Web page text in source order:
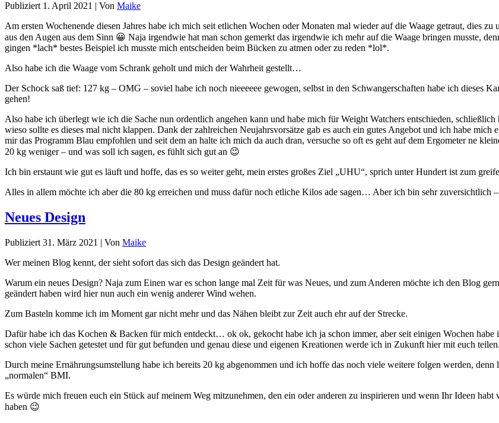
Publiziert 1. April 2021 | Von Maike
Am ersten Wochenende diesen Jahres habe ich mich seit etlichen Wochen oder Monaten mal wieder auf die Waage getraut, dies
aus den Augen aus dem Sinn 😀 Naja irgendwie hat man schon gemerkt das irgendwie ich mehr auf die Waage bringen musste,
gingen *lach* bestes Beispiel ich musste mich entscheiden beim Bücken zu atmen oder zu reden *lol*.
Also habe ich die Waage vom Schrank geholt und mich der Wahrheit gestellt…
Der Schock saß tief: 127 kg – OMG – soviel habe ich noch nieeeeee gewogen, selbst in den Schwangerschaften habe ich dieses
gehen!
Also habe ich überlegt wie ich die Sache nun ordentlich angehen kann und habe mich für Weight Watchers entschieden,
wieso sollte es dieses mal nicht klappen. Dank der zahlreichen Neujahrsvorsätze gab es auch ein gutes Angebot und ich habe
mir das Programm Blau empfohlen und seit dem an halte ich mich da auch dran, versuche so oft es geht auf dem Ergometer ne
20 kg weniger – und was soll ich sagen, es fühlt sich gut an 😉
Ich bin erstaunt wie gut es läuft und hoffe, das es so weiter geht, mein erstes großes Ziel „UHU“, sprich unter Hundert ist zum
Alles in allem möchte ich aber die 80 kg erreichen und muss dafür noch etliche Kilos ade sagen… Aber ich bin sehr zuversichtlich
Neues Design
Publiziert 31. März 2021 | Von Maike
Wer meinen Blog kennt, der sieht sofort das sich das Design geändert hat.
Warum ein neues Design? Naja zum Einen war es schon lange mal Zeit für was Neues, und zum Anderen möchte ich den Blog
geändert haben wird hier nun auch ein wenig anderer Wind wehen.
Zum Basteln komme ich im Moment gar nicht mehr und das Nähen bleibt zur Zeit auch ehr auf der Strecke.
Dafür habe ich das Kochen & Backen für mich entdeckt… ok ok, gekocht habe ich ja schon immer, aber seit einigen Wochen
schon viele Sachen getestet und für gut befunden und genau diese und eigenen Kreationen werde ich in Zukunft hier mit euch teilen.
Durch meine Ernährungsumstellung habe ich bereits 20 kg abgenommen und ich hoffe das noch viele weitere folgen werden,
„normalen“ BMI.
Es würde mich freuen euch ein Stück auf meinem Weg mitzunehmen, den ein oder anderen zu inspirieren und wenn Ihr Ideen
haben 😉